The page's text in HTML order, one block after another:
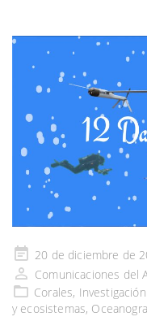
Publicado
en
20 de diciembre de
Comunicaciones del
Corales,
y ecosistemas,